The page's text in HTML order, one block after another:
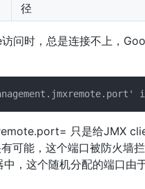
径
问时，总是连接不上，
只是给JMX
可能，这个端口被防火墙
，这个随机分配的端口由